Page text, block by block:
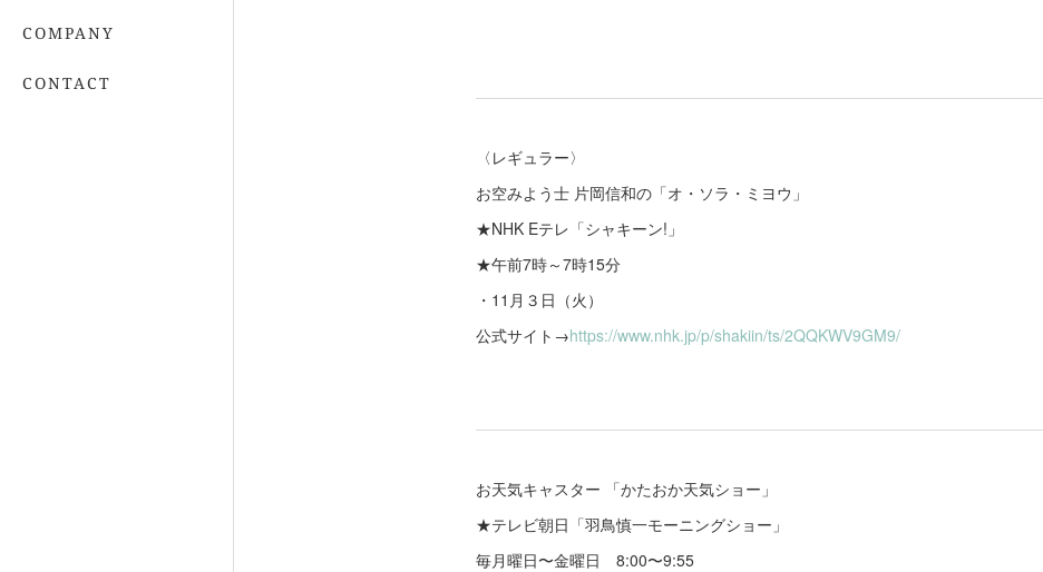
COMPANY
CONTACT
〈レギュラー〉
お空みよう士 片岡信和の‪「オ・ソラ・ミヨウ」
‪★NHK Eテレ「シャキーン!」‬
★午前7時～7時15分
・11月３日（火）
公式サイト→https://www.nhk.jp/p/shakiin/ts/2QQKWV9GM9/‬
お天気キャスター 「かたおか天気ショー」
★テレビ朝日「羽鳥慎一モーニングショー」
毎月曜日〜金曜日 8:00〜9:55